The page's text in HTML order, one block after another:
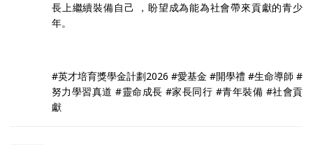
長上繼續裝備自己 ，盼望成為能為社會帶來貢獻的青少
年。
#英才培育獎學金計劃2026 #愛基金 #開學禮 #生命導師 #
努力學習真道 #靈命成長 #家長同行 #青年裝備 #社會貢
獻